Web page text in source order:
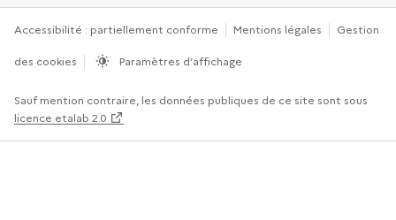
Accessibilité : partiellement conforme Mentions légales Gestion
des cookies Paramètres d’affichage
Sauf mention contraire, les données publiques de ce site sont sous
licence etalab 2.0